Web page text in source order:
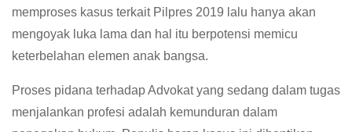
memproses kasus terkait Pilpres 2019 lalu hanya akan
mengoyak luka lama dan hal itu berpotensi memicu
keterbelahan elemen anak bangsa.
Proses pidana terhadap Advokat yang sedang dalam tugas
menjalankan profesi adalah kemunduran dalam